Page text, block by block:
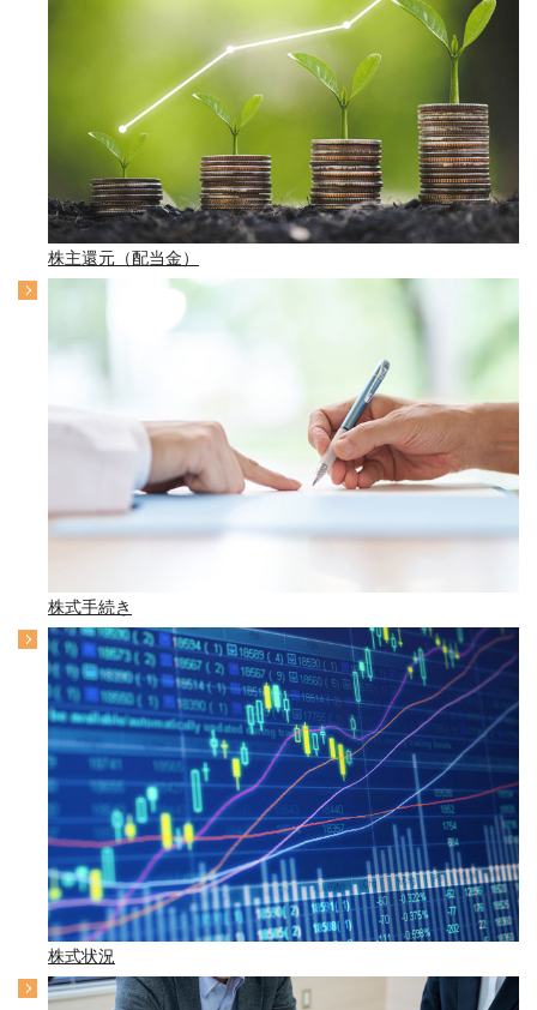
株主還元（配当金）
株式手続き
株式状況